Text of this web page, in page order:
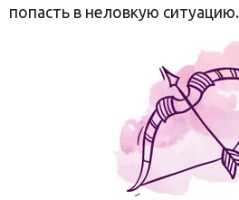
попасть в неловкую ситуацию.